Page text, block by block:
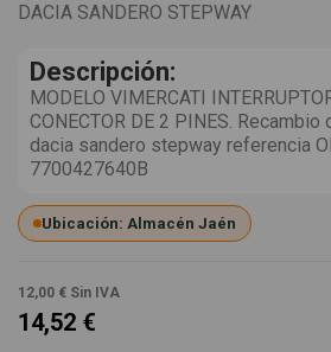
DACIA SANDERO STEPWAY
Descripción:
MODELO VIMERCATI
CONECTOR DE 2 PINES.
dacia sandero stepway referencia
7700427640B
Ubicación: Almacén Jaén
12,00 € Sin IVA
14,52 €